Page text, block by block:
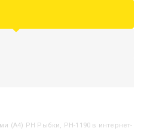
(А4) РН Рыбки, РН-1190 в интернет-